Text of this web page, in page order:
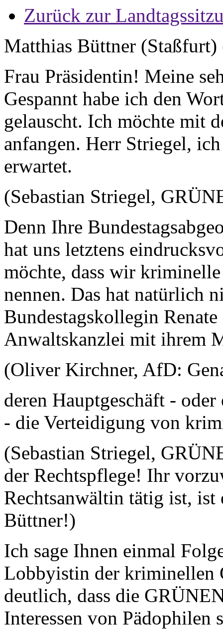
Zurück zur
Matthias Büttner
Frau Präsidentin! Meine
Gespannt habe ich den
gelauscht. Ich möchte mit
anfangen. Herr Striegel,
erwartet.
(Sebastian Striegel,
Denn Ihre
hat uns letztens
möchte, dass wir
nennen. Das hat natürlich
Bundestagskollegin
Anwaltskanzlei mit ihrem
(Oliver Kirchner, AfD:
deren Hauptgeschäft -
- die Verteidigung von
(Sebastian Striegel,
der Rechtspflege! Ihr
Rechtsanwältin tätig ist,
Büttner!)
Ich sage Ihnen einmal
Lobbyistin der kriminellen
deutlich, dass die
Interessen von Pädophilen